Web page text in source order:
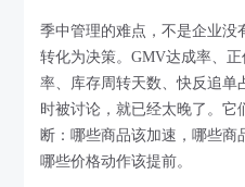
季中管理的难点，不是企业没
转化为决策。GMV达成率、
率、库存周转天数、快反追单
时被讨论，就已经太晚了。它
断：哪些商品该加速，哪些商
哪些价格动作该提前。